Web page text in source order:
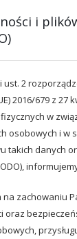
i
ust. 2
2016/679 z 27
w
osobowych i w
takich danych
na zachowaniu
oraz